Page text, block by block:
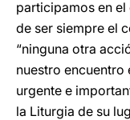
participamos en
de ser siempre el
“ninguna otra
nuestro encuentro
urgente e
la Liturgia de su